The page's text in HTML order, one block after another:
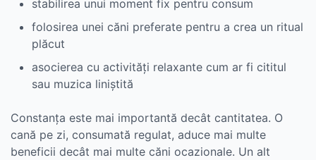
stabilirea unui moment fix pentru consum
folosirea unei căni preferate pentru a crea un ritual
plăcut
asocierea cu activități relaxante cum ar fi cititul
sau muzica liniștită
Constanța este mai importantă decât cantitatea. O
cană pe zi, consumată regulat, aduce mai multe
beneficii decât mai multe căni ocazionale. Un alt